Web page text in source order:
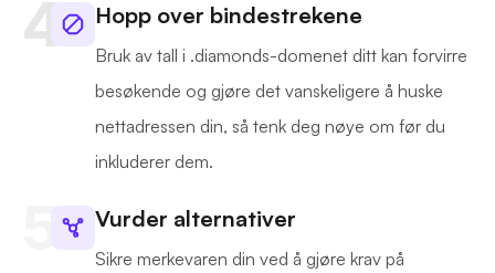
Hopp over bindestrekene
Bruk av tall i .diamonds-domenet ditt kan forvirre
besøkende og gjøre det vanskeligere å huske
nettadressen din, så tenk deg nøye om før du
inkluderer dem.
Vurder alternativer
Sikre merkevaren din ved å gjøre krav på